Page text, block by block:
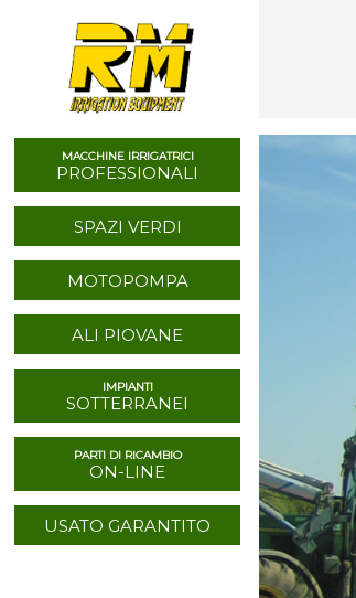
MACCHINE IRRIGATRICI
PROFESSIONALI
SPAZI VERDI
MOTOPOMPA
ALI PIOVANE
IMPIANTI
SOTTERRANEI
PARTI DI RICAMBIO
ON-LINE
USATO GARANTITO